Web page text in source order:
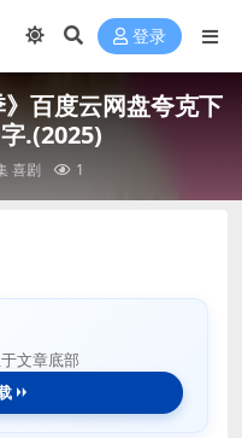
登录
》百度云网盘夸克下
.(2025)
喜剧 1
文章底部